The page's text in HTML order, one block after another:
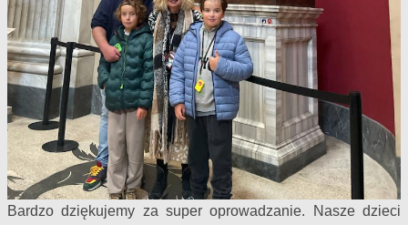
Bardzo dziękujemy za super oprowadzanie. Nasze dzieci